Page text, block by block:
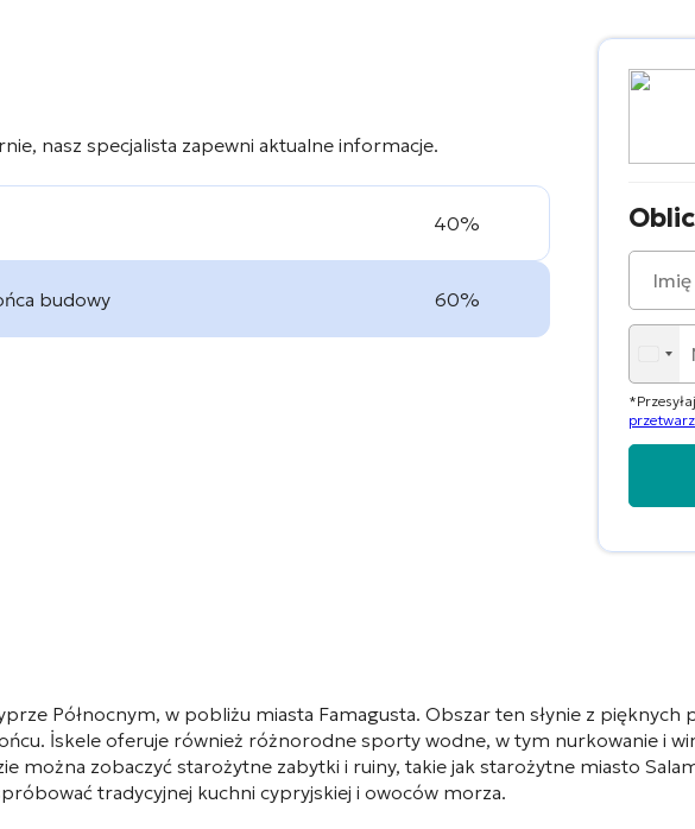
nasz specjalista zapewni aktualne informacje.
40%
budowy 60%
Północnym, w pobliżu miasta Famagusta. Obszar ten słynie z pięknych
İskele oferuje również różnorodne sporty wodne, w tym nurkowanie i
można zobaczyć starożytne zabytki i ruiny, takie jak starożytne miasto
tradycyjnej kuchni cypryjskiej i owoców morza.